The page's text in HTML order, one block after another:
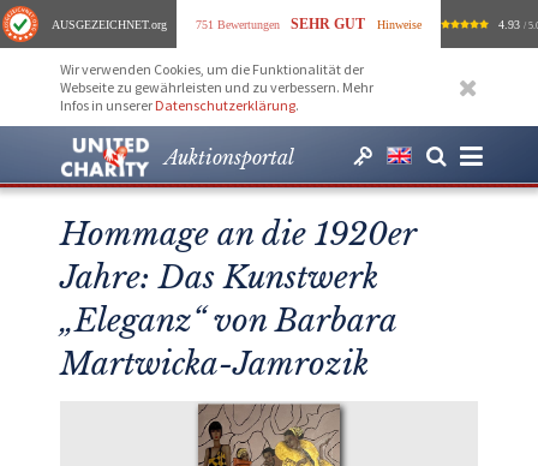
AUSGEZEICHNET.org 751 Bewertungen SEHR GUT Hinweise 4.93 /
Wir verwenden Cookies, um die Funktionalität der
Webseite zu gewährleisten und zu verbessern. Mehr
Infos in unserer Datenschutzerklärung.
Auktionsportal
Hommage an die 1920er
Jahre: Das Kunstwerk
„Eleganz“ von Barbara
Martwicka-Jamrozik